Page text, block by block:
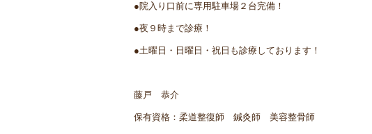
●院入り口前に専用駐車場２台完備！
●夜９時まで診療！
●土曜日・日曜日・祝日も診療しております！
藤戸 恭介
保有資格：柔道整復師 鍼灸師 美容整骨師